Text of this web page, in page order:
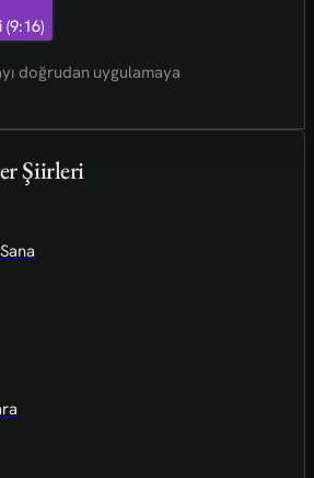
doğrudan uygulamaya
Şiirleri